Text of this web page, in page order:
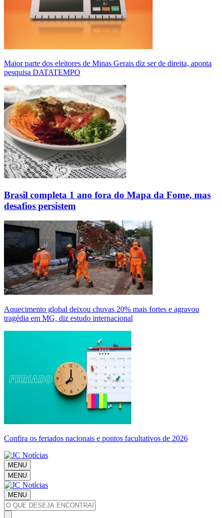
Maior parte dos eleitores de Minas Gerais diz ser de direita, aponta
pesquisa DATATEMPO
Brasil completa 1 ano fora do Mapa da Fome, mas
desafios persistem
Aquecimento global deixou chuvas 20% mais fortes e agravou
tragédia em MG, diz estudo internacional
Confira os feriados nacionais e pontos facultativos de 2026
MENU
MENU
MENU